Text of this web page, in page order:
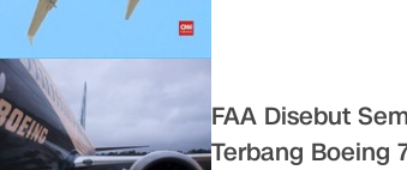
FAA Disebut
Terbang Boeing